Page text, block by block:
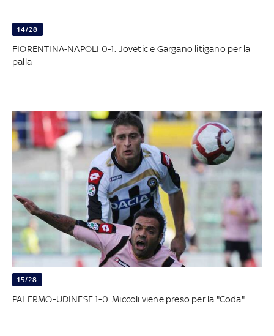
14/28
FIORENTINA-NAPOLI 0-1. Jovetic e Gargano litigano per la
palla
15/28
PALERMO-UDINESE 1-0. Miccoli viene preso per la "Coda"